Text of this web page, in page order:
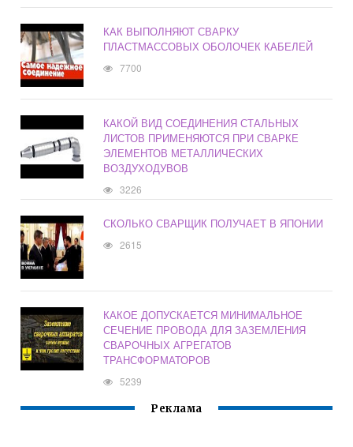
КАК ВЫПОЛНЯЮТ СВАРКУ
ПЛАСТМАССОВЫХ ОБОЛОЧЕК КАБЕЛЕЙ
7700
КАКОЙ ВИД СОЕДИНЕНИЯ СТАЛЬНЫХ
ЛИСТОВ ПРИМЕНЯЮТСЯ ПРИ СВАРКЕ
ЭЛЕМЕНТОВ МЕТАЛЛИЧЕСКИХ
ВОЗДУХОДУВОВ
3226
СКОЛЬКО СВАРЩИК ПОЛУЧАЕТ В ЯПОНИИ
2615
КАКОЕ ДОПУСКАЕТСЯ МИНИМАЛЬНОЕ
СЕЧЕНИЕ ПРОВОДА ДЛЯ ЗАЗЕМЛЕНИЯ
СВАРОЧНЫХ АГРЕГАТОВ
ТРАНСФОРМАТОРОВ
5239
Реклама